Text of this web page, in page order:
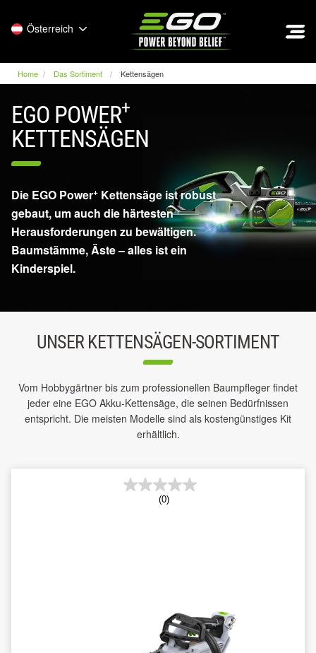
Österreich
Home Das Sortiment Kettensägen
EGO POWER+
KETTENSÄGEN
Die EGO Power+ Kettensäge ist robust
gebaut, um auch die härtesten
Herausforderungen zu bewältigen.
Baumstämme, Äste – alles ist ein
Kinderspiel.
UNSER KETTENSÄGEN-SORTIMENT
Vom Hobbygärtner bis zum professionellen Baumpfleger findet
jeder eine EGO Akku-Kettensäge, die seinen Bedürfnissen
entspricht. Die meisten Modelle sind als kostengünstiges Kit
erhältlich.
(0)